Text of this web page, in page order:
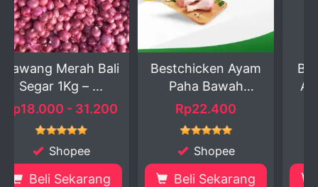
Bali
Bestchicken Ayam
Paha Bawah
Drumstic...
Rp22.400
Beli Sekarang
Bestchicken Paha
Atas Ayam Segar
Rp20.900
Beli Sekarang